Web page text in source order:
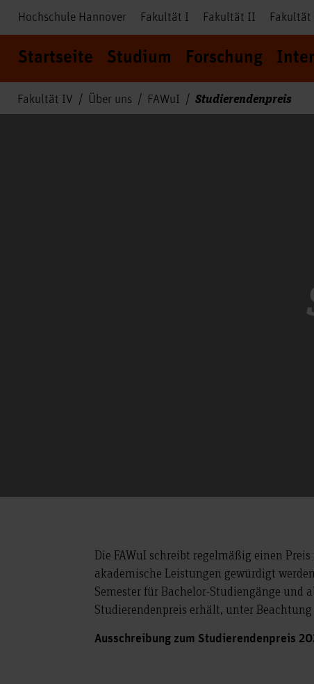
Hochschule Hannover Fakultät I Fakultät II
Startseite Studium Forschung
Fakultät IV Über uns FAWuI Studierendenpreis
Die FAWuI schreibt regelmäßig einen
akademische Leistungen gewürdigt
Semester für Bachelor-Studiengänge und
Studierendenpreis erhält, unter
Ausschreibung zum Studierendenpreis